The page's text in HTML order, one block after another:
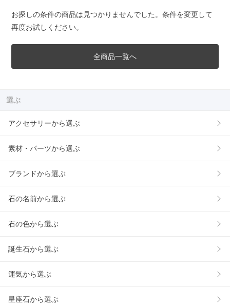
お探しの条件の商品は見つかりませんでした。条件を変更して
再度お試しください。
全商品一覧へ
選ぶ
アクセサリーから選ぶ
素材・パーツから選ぶ
ブランドから選ぶ
石の名前から選ぶ
石の色から選ぶ
誕生石から選ぶ
運気から選ぶ
星座石から選ぶ